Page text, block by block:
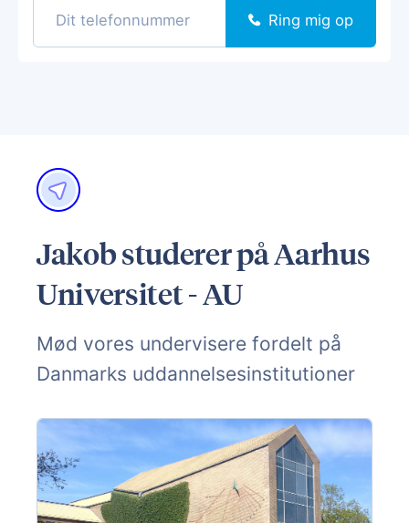
Ring mig op
Jakob studerer på Aarhus
Universitet - AU
Mød vores undervisere fordelt på
Danmarks uddannelsesinstitutioner